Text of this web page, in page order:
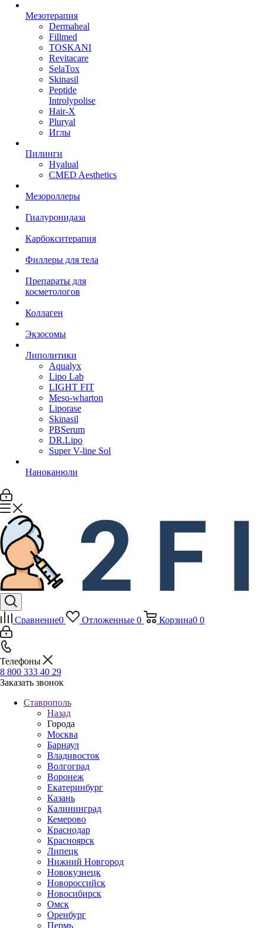
Мезотерапия
Dermaheal
Fillmed
TOSKANI
Revitacare
SelaTox
Skinasil
Peptide
Introlypolise
Hair-X
Pluryal
Иглы
Пилинги
Hyalual
CMED Aesthetics
Мезороллеры
Гиалуронидаза
Карбокситерапия
Филлеры для тела
Препараты для
косметологов
Коллаген
Экзосомы
Липолитики
Aqualyx
Lipo Lab
LIGHT FIT
Meso-wharton
Liporase
Skinasil
PBSerum
DR.Lipo
Super V-line Sol
Наноканюли
Сравнение0 Отложенные 0 Корзина0 0
Телефоны
8 800 333 40 29
Заказать звонок
Ставрополь
Назад
Города
Москва
Барнаул
Владивосток
Волгоград
Воронеж
Екатеринбург
Казань
Калининград
Кемерово
Краснодар
Красноярск
Липецк
Нижний Новгород
Новокузнецк
Новороссийск
Новосибирск
Омск
Оренбург
Пермь